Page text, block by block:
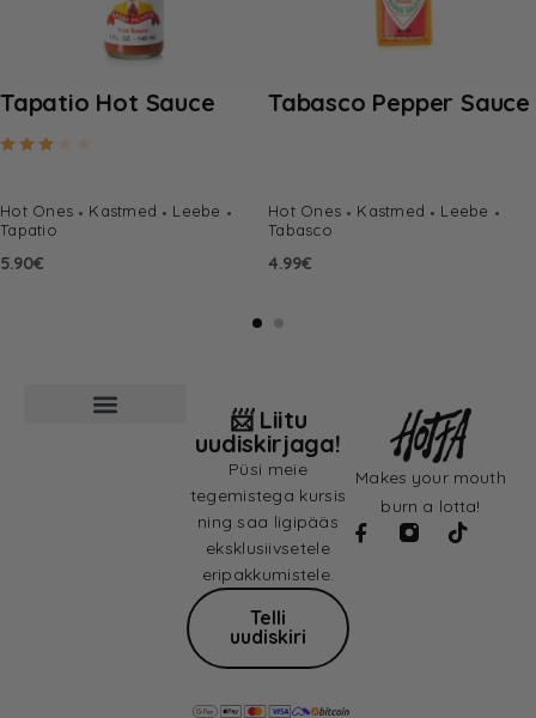
Tapatio Hot Sauce
Hot Ones Kastmed
Leebe
Tapatio
5.90€
Tabasco Pepper Sauce
Hot Ones Kastmed
Leebe
Tabasco
4.99€
Makes your mouth
burn a lotta!
📨 Liitu
uudiskirjaga!
Püsi meie
tegemistega kursis
ning saa ligipääs
eksklusiivsetele
eripakkumistele.
Telli
uudiskiri